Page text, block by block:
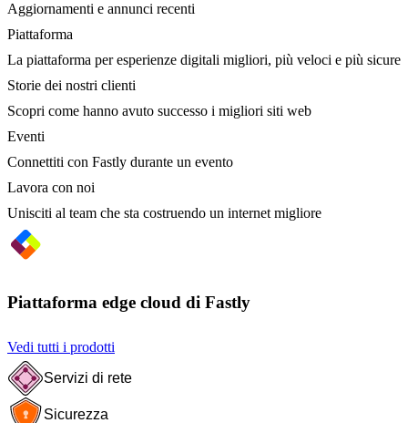
Aggiornamenti e annunci recenti
Piattaforma
La piattaforma per esperienze digitali migliori, più veloci e più sicure
Storie dei nostri clienti
Scopri come hanno avuto successo i migliori siti web
Eventi
Connettiti con Fastly durante un evento
Lavora con noi
Unisciti al team che sta costruendo un internet migliore
Piattaforma edge cloud di Fastly
Vedi tutti i prodotti
Servizi di rete
Sicurezza